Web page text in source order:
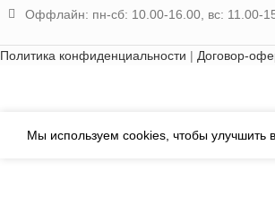
Оффлайн: пн-сб: 10.00-16.00, вс: 11.00-
Политика конфиденциальности | Договор-
Мы используем cookies, чтобы улучшить